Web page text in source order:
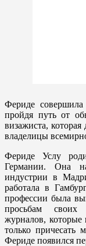
Фериде совершила
пройдя путь от
визажиста,
владелицы
Фериде Услу
Германии. Она
индустрии в
работала в
профессии была
просьбам своих
журналов, которые
только причесать
Фериде появился